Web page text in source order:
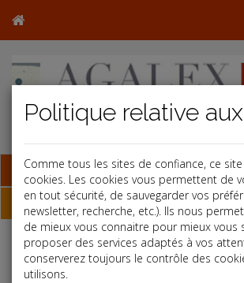
Base documentaire
Dépêches
Liste des dernières dépêches
Comme tous les sites de confiance, ce
cookies. Les cookies vous permettent de
en tout sécurité, de sauvegarder vos
newsletter, recherche, etc.). Ils nous
de mieux vous connaitre pour mieux vous
proposer des services adaptés à vos
conserverez toujours le contrôle des
utilisons.